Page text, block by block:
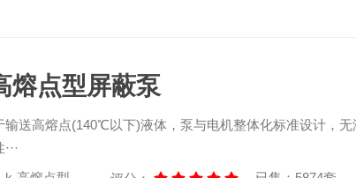
熔点型屏蔽泵
输送高熔点(140℃以下)液体，泵与电机整体化标准设计，无